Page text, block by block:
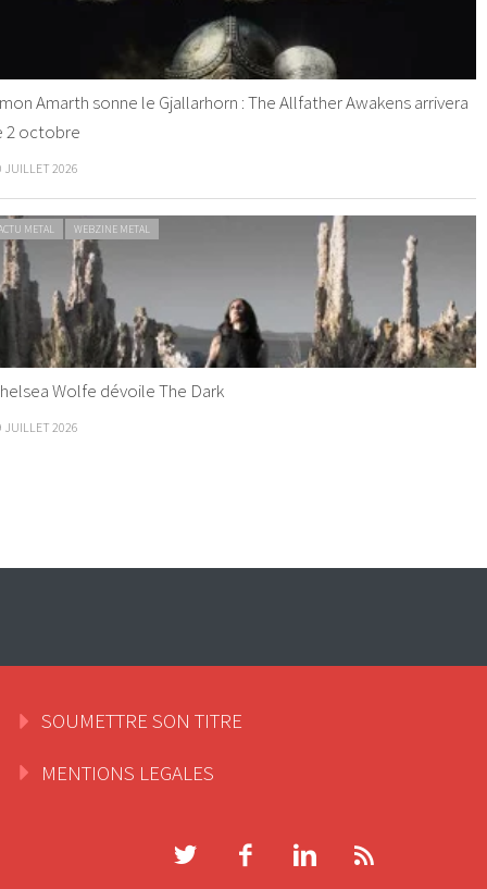
Amarth sonne le Gjallarhorn : The Allfather Awakens arrivera
2 octobre
JUILLET 2026
METAL WEBZINE METAL
Wolfe dévoile The Dark
JUILLET 2026
SOUMETTRE SON TITRE
MENTIONS LEGALES